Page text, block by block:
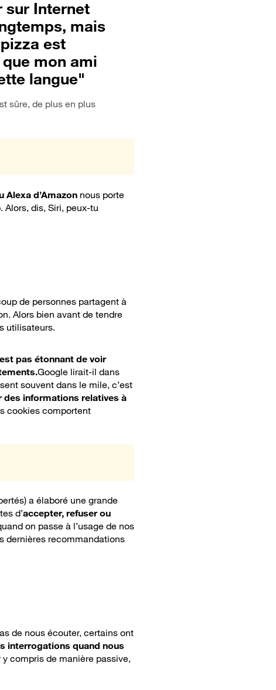
sur Internet
mais
est
mon ami
langue"
sûre, de plus en plus
Alexa d’Amazon nous porte
. Alors, dis, Siri, peux-tu
de personnes partagent à
Alors bien avant de tendre
utilisateurs.
pas étonnant de voir
Google lirait-il dans
souvent dans le mile, c’est
des informations relatives à
cookies comportent
a élaboré une grande
d’accepter, refuser ou
on passe à l’usage de nos
dernières recommandations
de nous écouter, certains ont
interrogations quand nous
compris de manière passive,